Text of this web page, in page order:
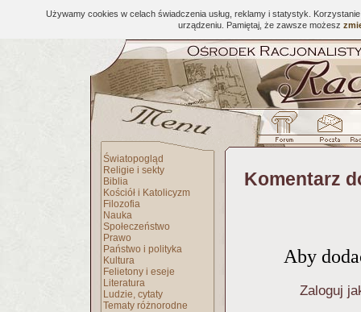
Używamy cookies w celach świadczenia usług, reklamy i statystyk.
urządzeniu. Pamiętaj, że zawsze możesz
Światopogląd
Religie i sekty
Biblia
Kościół i Katolicyzm
Filozofia
Nauka
Społeczeństwo
Prawo
Państwo i polityka
Kultura
Felietony i eseje
Literatura
Ludzie, cytaty
Tematy różnorodne
Komentarz
Aby
Zaloguj